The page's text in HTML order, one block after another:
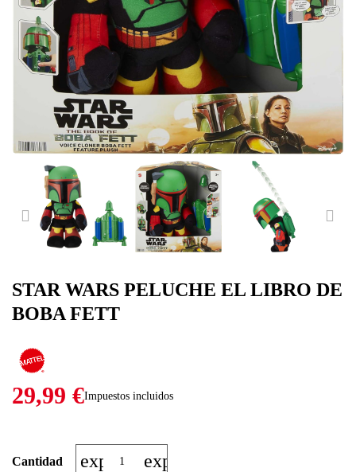
STAR WARS PELUCHE EL LIBRO DE
BOBA FETT
PREVIOUS
29,99 €Impuestos incluidos
Cantidad expand_moreexpand_less